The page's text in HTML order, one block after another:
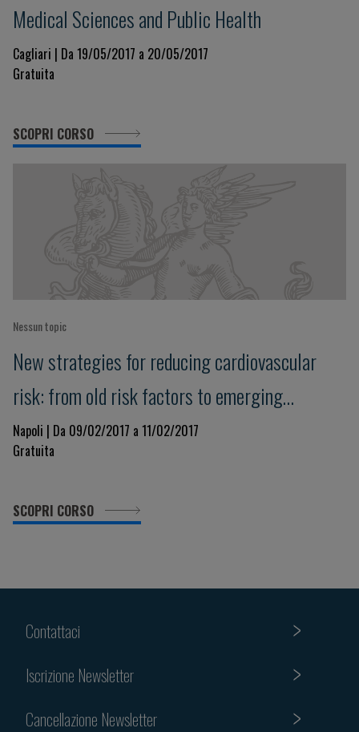
Medical Sciences and Public Health
Cagliari | Da 19/05/2017 a 20/05/2017
Gratuita
SCOPRI CORSO
Nessun topic
New strategies for reducing cardiovascular
risk: from old risk factors to emerging
diagnostic and therapeutic strategies
Napoli | Da 09/02/2017 a 11/02/2017
Gratuita
SCOPRI CORSO
Contattaci
Iscrizione Newsletter
Cancellazione Newsletter